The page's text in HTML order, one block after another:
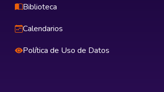
Biblioteca
Calendarios
Política de Uso de Datos